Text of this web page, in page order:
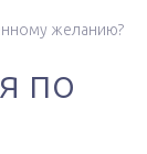
желанию?
по